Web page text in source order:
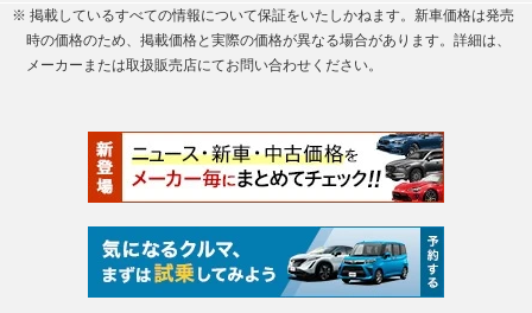
※ 掲載しているすべての情報について保証をいたしかねます。新車価格は発売
時の価格のため、掲載価格と実際の価格が異なる場合があります。詳細は、
メーカーまたは取扱販売店にてお問い合わせください。